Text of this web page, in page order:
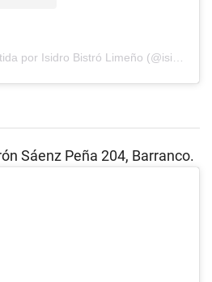
Una publicación compartida por Isidro Bistró Limeño (@isidrobistrolimeno)
Sáenz Peña 204, Barranco.